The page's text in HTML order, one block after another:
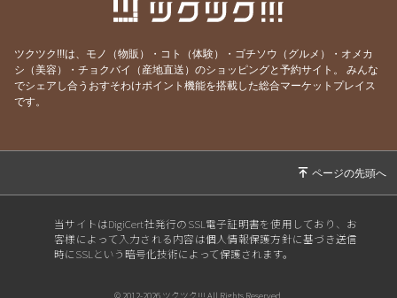
ツクツク!!!は、モノ（物販）・コト（体験）・ゴチソウ（グルメ）・オメカ
シ（美容）・チョクバイ（産地直送）のショッピングと予約サイト。
みんな
でシェアし合うおすそわけポイント機能を搭載した総合マーケットプレイス
です。
当サイトはDigiCert社発行のSSL電子証明書を使用しており、お
客様によって入力される内容は個人情報保護方針に基づき送信
時にSSLという暗号化技術によって保護されます。
© 2012-2026 ツクツク!!! All Rights Reserved.